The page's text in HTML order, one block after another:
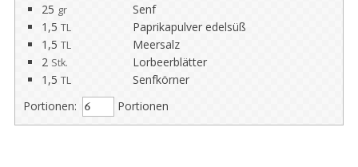
25 gr
Senf
1,5 TL
Paprikapulver edelsüß
1,5 TL
Meersalz
2 Stk.
Lorbeerblätter
1,5 TL
Senfkörner
Portionen:
Portionen